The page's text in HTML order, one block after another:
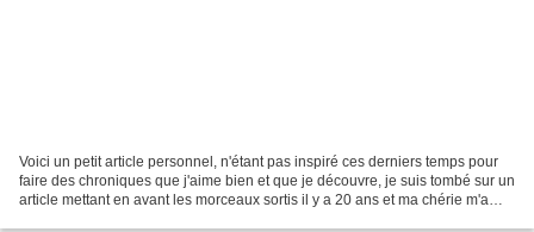
Voici un petit article personnel, n'étant pas inspiré ces derniers temps pour
faire des chroniques que j'aime bien et que je découvre, je suis tombé sur un
article mettant en avant les morceaux sortis il y a 20 ans et ma chérie m'a